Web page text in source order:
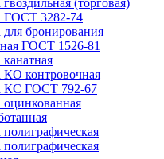
(торговая)
ГОСТ 3282-74
бронирования
ГОСТ 1526-81
КО контровочная
КС ГОСТ 792-67